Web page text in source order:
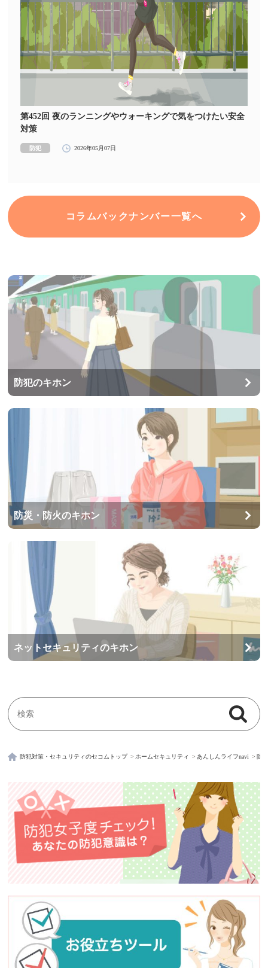
第452回 夜のランニングやウォーキングで気をつけたい安全
対策
防犯 2026年05月07日
コラムバックナンバー一覧へ
検索キーワード入力
検索
防犯のキホン
防災・防火のキホン
ネットセキュリティのキホン
防犯対策・セキュリティのセコムトップ ホームセキュリティ あんしんライフnavi 防